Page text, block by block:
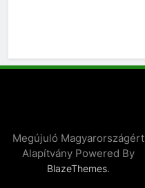
Megújuló Magyarországért
Alapítvány Powered By
BlazeThemes.